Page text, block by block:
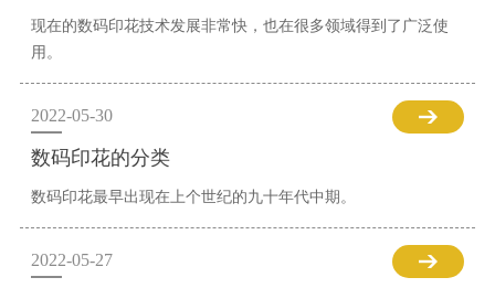
现在的数码印花技术发展非常快，也在很多领域得到了广泛使
用。
2022-05-30
数码印花的分类
数码印花最早出现在上个世纪的九十年代中期。
2022-05-27